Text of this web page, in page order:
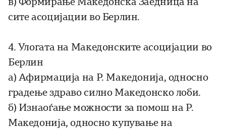
сите асоцијации во Берлин.
4. Улогата на Македонските асоцијации во
Берлин
а) Афирмација на Р. Македонија, односно
градење здраво силно Македонско лоби.
б) Изнаоѓање можности за помош на Р.
Македонија, односно купување на